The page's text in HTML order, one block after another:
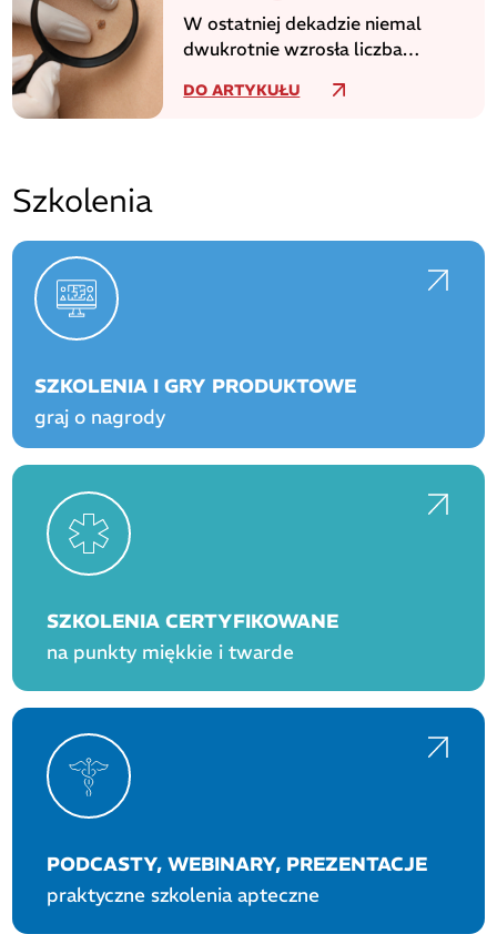
W ostatniej dekadzie niemal
dwukrotnie wzrosła liczba
DO ARTYKUŁU
Szkolenia
SZKOLENIA I GRY PRODUKTOWE
graj o nagrody
SZKOLENIA CERTYFIKOWANE
na punkty miękkie i twarde
PODCASTY, WEBINARY, PREZENTACJE
praktyczne szkolenia apteczne